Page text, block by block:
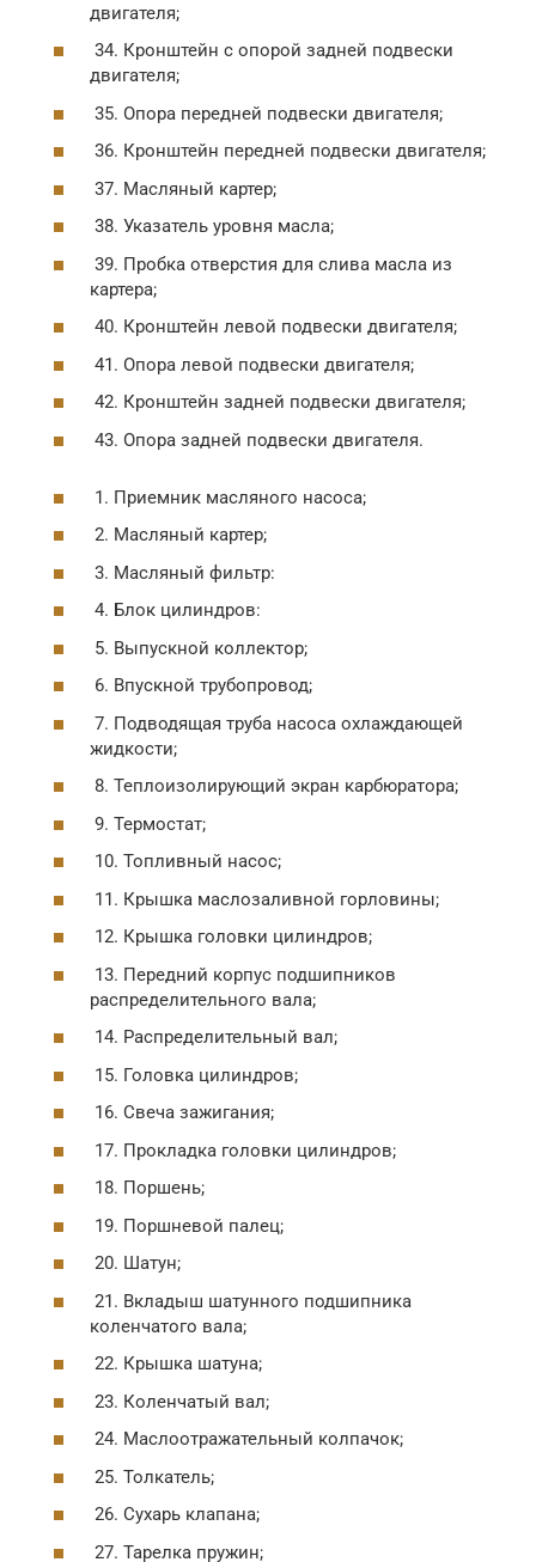
двигателя;
34. Кронштейн с опорой задней подвески
двигателя;
35. Опора передней подвески двигателя;
36. Кронштейн передней подвески двигателя;
37. Масляный картер;
38. Указатель уровня масла;
39. Пробка отверстия для слива масла из
картера;
40. Кронштейн левой подвески двигателя;
41. Опора левой подвески двигателя;
42. Кронштейн задней подвески двигателя;
43. Опора задней подвески двигателя.
1. Приемник масляного насоса;
2. Масляный картер;
3. Масляный фильтр:
4. Блок цилиндров:
5. Выпускной коллектор;
6. Впускной трубопровод;
7. Подводящая труба насоса охлаждающей
жидкости;
8. Теплоизолирующий экран карбюратора;
9. Термостат;
10. Топливный насос;
11. Крышка маслозаливной горловины;
12. Крышка головки цилиндров;
13. Передний корпус подшипников
распределительного вала;
14. Распределительный вал;
15. Головка цилиндров;
16. Свеча зажигания;
17. Прокладка головки цилиндров;
18. Поршень;
19. Поршневой палец;
20. Шатун;
21. Вкладыш шатунного подшипника
коленчатого вала;
22. Крышка шатуна;
23. Коленчатый вал;
24. Маслоотражательный колпачок;
25. Толкатель;
26. Сухарь клапана;
27. Тарелка пружин;